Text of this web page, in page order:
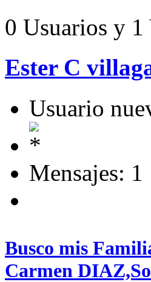
0 Usuarios y 1
Ester C
Usuario
Mensajes: 1
Busco mis
Carmen